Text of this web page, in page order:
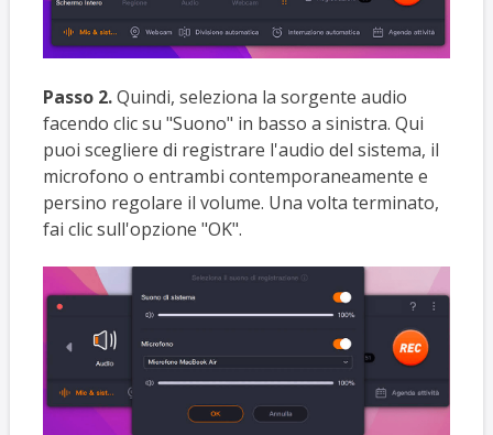
Passo 2.Quindi, seleziona la sorgente audio
facendo clic su "Suono" in basso a sinistra. Qui
puoi scegliere di registrare l'audio del sistema, il
microfono o entrambi contemporaneamente e
persino regolare il volume. Una volta terminato,
fai clic sull'opzione "OK".